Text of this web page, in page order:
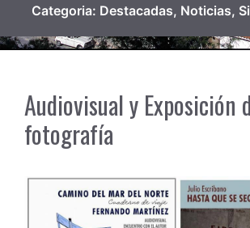
Categoria: Destacadas, Noticias,
Audiovisual y Exposición
fotografía